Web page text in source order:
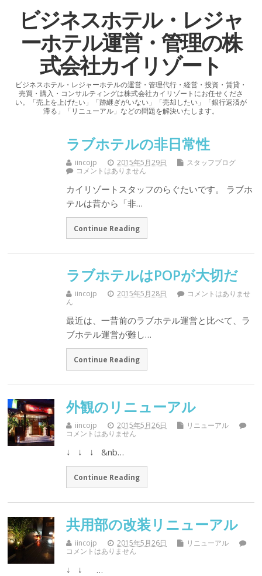
ビジネスホテル・レジャ
ーホテル運営・管理の株
式会社カイリゾート
ビジネスホテル・レジャーホテルの運営・管理代行・経営・投資・賃貸・
売買・購入・コンサルティングは株式会社カイリゾートにお任せくださ
い。「売上を上げたい」「跡継ぎがいない」「売却したい」「銀行返済が
滞る」「リニューアル」などの問題を解決いたします。
ラブホテルの非日常性
iincojp 2015年5月29日
スタッフブログ
コメントはありません
カイリゾートスタッフのらぐたいです。 ラブホ
テルは昔から「非…
Continue Reading
ラブホテルはPOPが大切だ
iincojp 2015年5月28日
コメントはありませ
ん
最近は、一昔前のラブホテル運営と比べて、ラ
ブホテル運営が難し…
Continue Reading
外観のリニューアル
iincojp 2015年5月26日
リニューアル
コメントはありません
↓ ↓ ↓ &nb…
Continue Reading
共用部の改装リニューアル
iincojp 2015年5月26日
リニューアル
コメントはありません
↓ ↓ …